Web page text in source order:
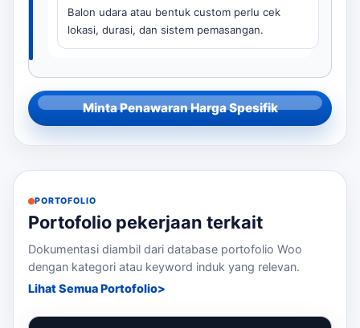
Balon udara atau bentuk custom perlu cek
lokasi, durasi, dan sistem pemasangan.
Minta Penawaran Harga Spesifik
PORTOFOLIO
Portofolio pekerjaan terkait
Dokumentasi diambil dari database portofolio Woo
dengan kategori atau keyword induk yang relevan.
Lihat Semua Portofolio